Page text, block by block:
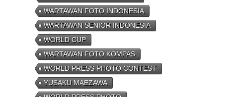
WARTAWAN FOTO INDONESIA
WARTAWAN SENIOR INDONESIA
WORLD CUP
WARTAWAN FOTO KOMPAS
WORLD PRESS PHOTO CONTEST
YUSAKU MAEZAWA